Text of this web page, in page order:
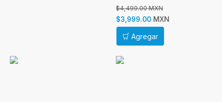
$4,499.00 MXN
$3,999.00 MXN
Agregar